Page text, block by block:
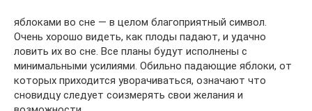
яблоками во сне — в целом благоприятный символ.
Очень хорошо видеть, как плоды падают, и удачно
ловить их во сне. Все планы будут исполнены с
минимальными усилиями. Обильно падающие яблоки, от
которых приходится уворачиваться, означают что
сновидцу следует соизмерять свои желания и